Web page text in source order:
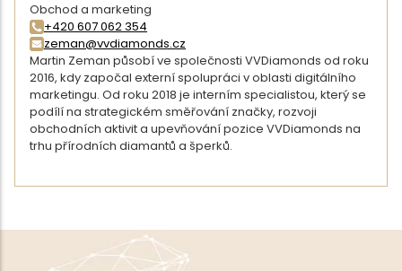
Obchod a marketing
+420 607 062 354
zeman@vvdiamonds.cz
Martin Zeman působí ve společnosti VVDiamonds od roku
2016, kdy započal externí spolupráci v oblasti digitálního
marketingu. Od roku 2018 je interním specialistou, který se
podílí na strategickém směřování značky, rozvoji
obchodních aktivit a upevňování pozice VVDiamonds na
trhu přírodních diamantů a šperků.